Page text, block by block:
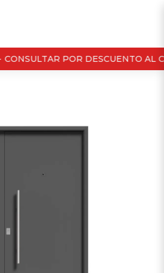
CONSULTAR POR DESCUENTO AL